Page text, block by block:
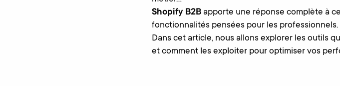
Shopify B2Bapporte une réponse complète à
fonctionnalités pensées pour les professionnels.
Dans cet article, nous allons explorer les outils
et comment les exploiter pour optimiser vos